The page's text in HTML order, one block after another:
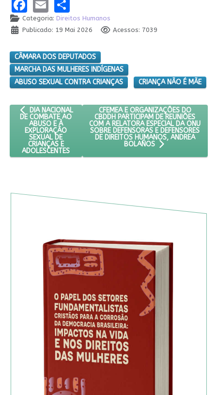
Facebook
Email
Categoria: Direitos Humanos
Publicado: 19 Mai 2026
Acessos: 7039
CÂMARA DOS DEPUTADOS
MARCHA DAS MULHERES INDÍGENAS
ABUSO SEXUAL CONTRA CRIANÇAS
CRIANÇA NÃO É MÃE
ARTIGO ANTERIOR: DIA NACIONAL DE COMBATE AO ABUSO E À
DIA NACIONAL
DE COMBATE AO
ABUSO E À
EXPLORAÇÃO
SEXUAL DE
CRIANÇAS E
ADOLESCENTES
PRÓXIMO ARTIGO: CFEMEA E
CFEMEA E ORGANIZAÇÕES DO
CBDDH PARTICIPAM DE REUNIÕES
COM A RELATORA ESPECIAL DA ONU
SOBRE DEFENSORAS E DEFENSORES
DE DIREITOS HUMANOS, ANDREA
BOLAÑOS